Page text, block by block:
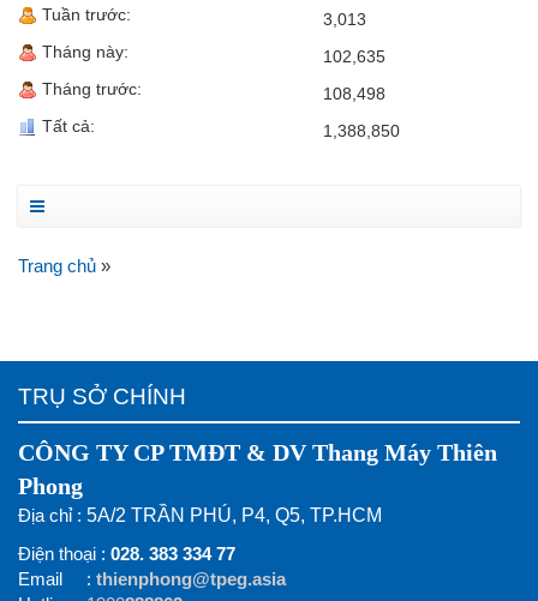
Tuần trước:
3,013
Tháng này:
102,635
Tháng trước:
108,498
Tất cả:
1,388,850
Trang chủ »
TRỤ SỞ CHÍNH
CÔNG TY CP TMĐT & DV Thang Máy Thiên
Phong
Địa chỉ : 5A/2 TRẦN PHÚ, P4, Q5, TP.HCM
Điện thoại : 028. 383 334 77
Email : thienphong@tpeg.asia